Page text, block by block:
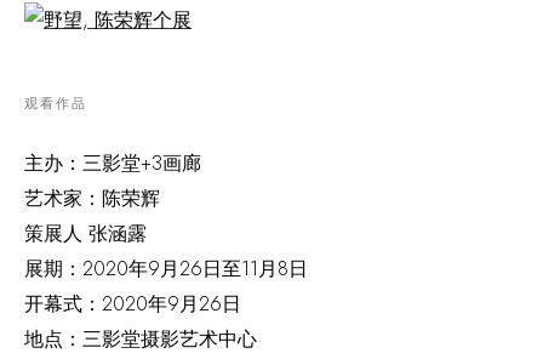
观看作品
主办：三影堂+3画廊
艺术家：陈荣辉
策展人 张涵露
展期：2020年9月26日至11月8日
开幕式：2020年9月26日
地点：三影堂摄影艺术中心